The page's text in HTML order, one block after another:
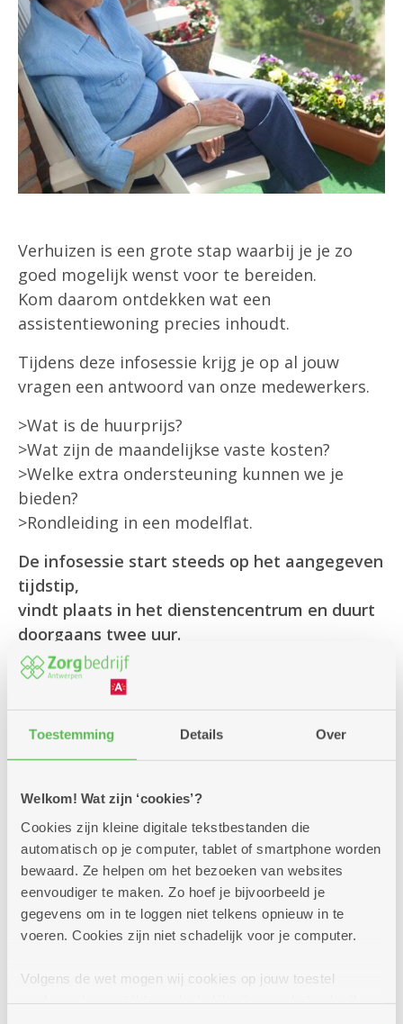
Toestemming Details Over
Welkom! Wat zijn ‘cookies’?
Cookies zijn kleine digitale tekstbestanden die
automatisch op je computer, tablet of smartphone worden
bewaard. Ze helpen om het bezoeken van websites
eenvoudiger te maken. Zo hoef je bijvoorbeeld je
gegevens om in te loggen niet telkens opnieuw in te
voeren. Cookies zijn niet schadelijk voor je computer.
Volgens de wet mogen wij cookies op jouw toestel
Verhuizen is een grote stap waarbij je je zo
goed mogelijk wenst voor te bereiden.
Kom daarom ontdekken wat een
assistentiewoning precies inhoudt.
Tijdens deze infosessie krijg je op al jouw
vragen een antwoord van onze medewerkers.
>Wat is de huurprijs?
>Wat zijn de maandelijkse vaste kosten?
>Welke extra ondersteuning kunnen we je
bieden?
>Rondleiding in een modelflat.
De infosessie start steeds op het aangegeven
tijdstip,
vindt plaats in het dienstencentrum en duurt
doorgaans twee uur.
(voor alle praktisch informatie zie onderaan).
Inschrijven kan via onderstaand formulier
Vermeld met hoeveel personen je komt
Ben je onverwachts verhinderd? Laat ons iets
weten.
Dan kunnen we de gereserveerde plaatsen
terug ter beschikking stellen.
Informatiesessie assistentiewoningen